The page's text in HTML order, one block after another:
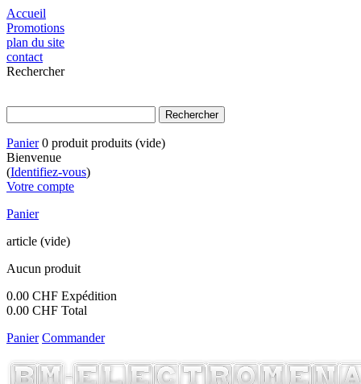
Accueil
Promotions
plan du site
contact
Rechercher
Panier 0 produit produits (vide)
Bienvenue
(Identifiez-vous)
Votre compte
Panier
article (vide)
Aucun produit
0.00 CHF Expédition
0.00 CHF Total
Panier Commander